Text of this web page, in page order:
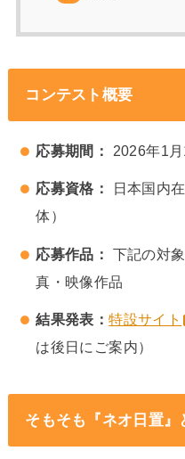
コンテスト概要
応募期間： 2026年1
応募資格：
日本国内
体）
応募作品：
下記の対
真・映像作品
結果発表：特設サイト
は後日にご案内）
そもそも『ネオ日置』